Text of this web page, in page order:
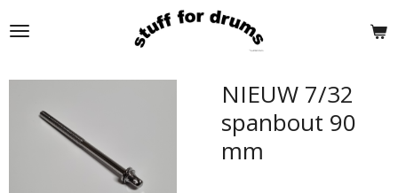
direct
de
NIEUW 7/32
spanbout 90
mm